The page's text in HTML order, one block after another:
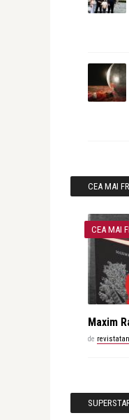
CEA MAI
CEA MAI
Maxim
de